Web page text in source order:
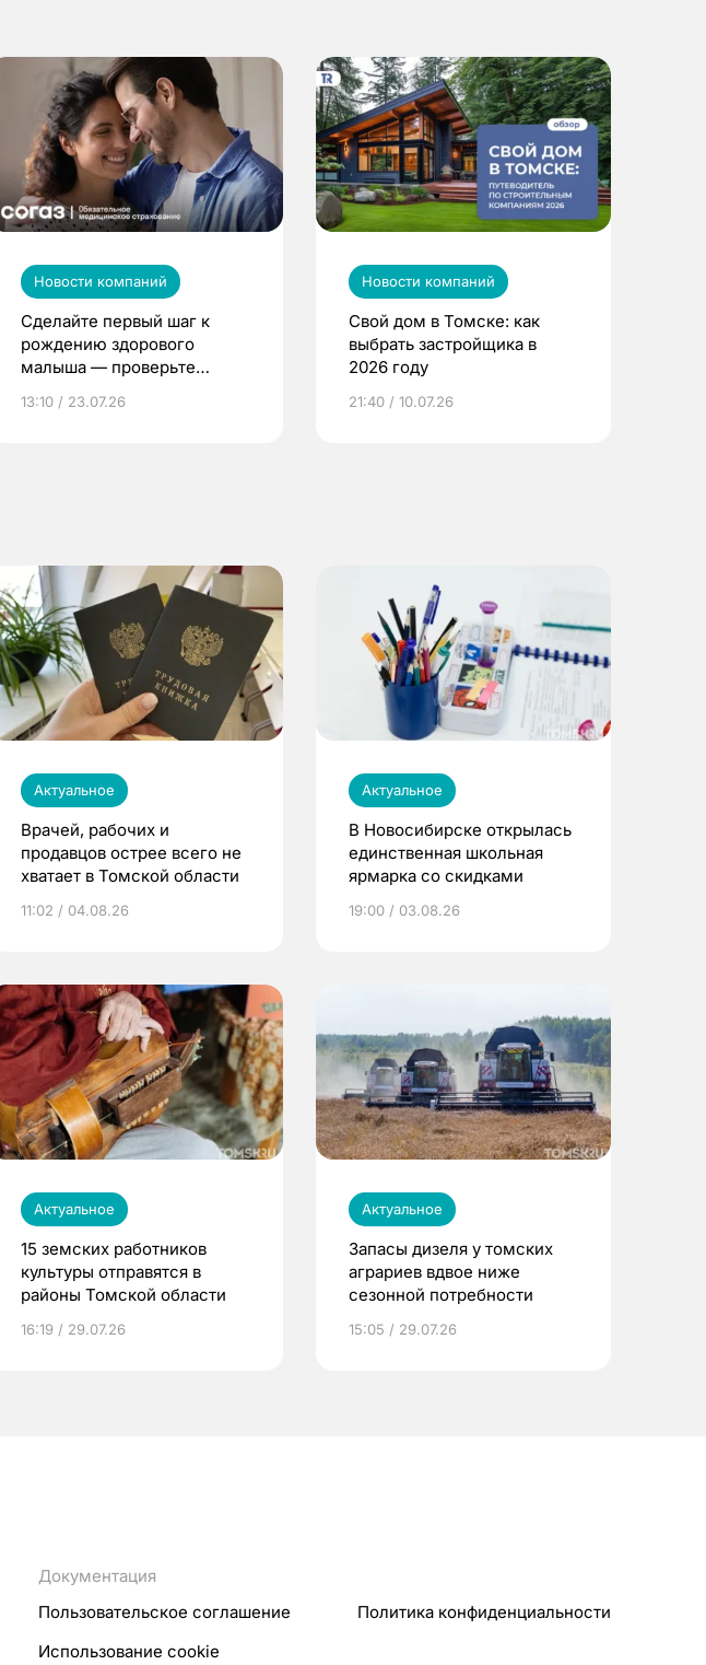
Новости компаний
Сделайте первый шаг к
рождению здорового
малыша — проверьте
по ОМС!
13:10 / 23.07.26
Новости компаний
Свой дом в Томске: как
выбрать застройщика в
2026 году
21:40 / 10.07.26
Актуальное
Врачей, рабочих и
продавцов острее всего не
хватает в Томской области
11:02 / 04.08.26
Актуальное
В Новосибирске открылась
единственная школьная
ярмарка со скидками
19:00 / 03.08.26
Актуальное
15 земских работников
культуры отправятся в
районы Томской области
16:19 / 29.07.26
Актуальное
Запасы дизеля у томских
аграриев вдвое ниже
сезонной потребности
15:05 / 29.07.26
Документация
Пользовательское соглашение
Политика конфиденциальности
Использование cookie